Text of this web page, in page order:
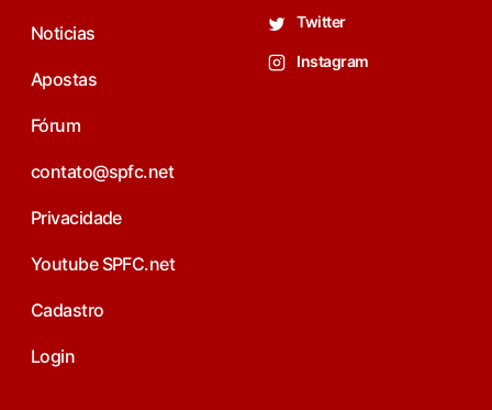
Noticias
Apostas
Fórum
contato@spfc.net
Privacidade
Youtube SPFC.net
Cadastro
Login
Twitter
Instagram